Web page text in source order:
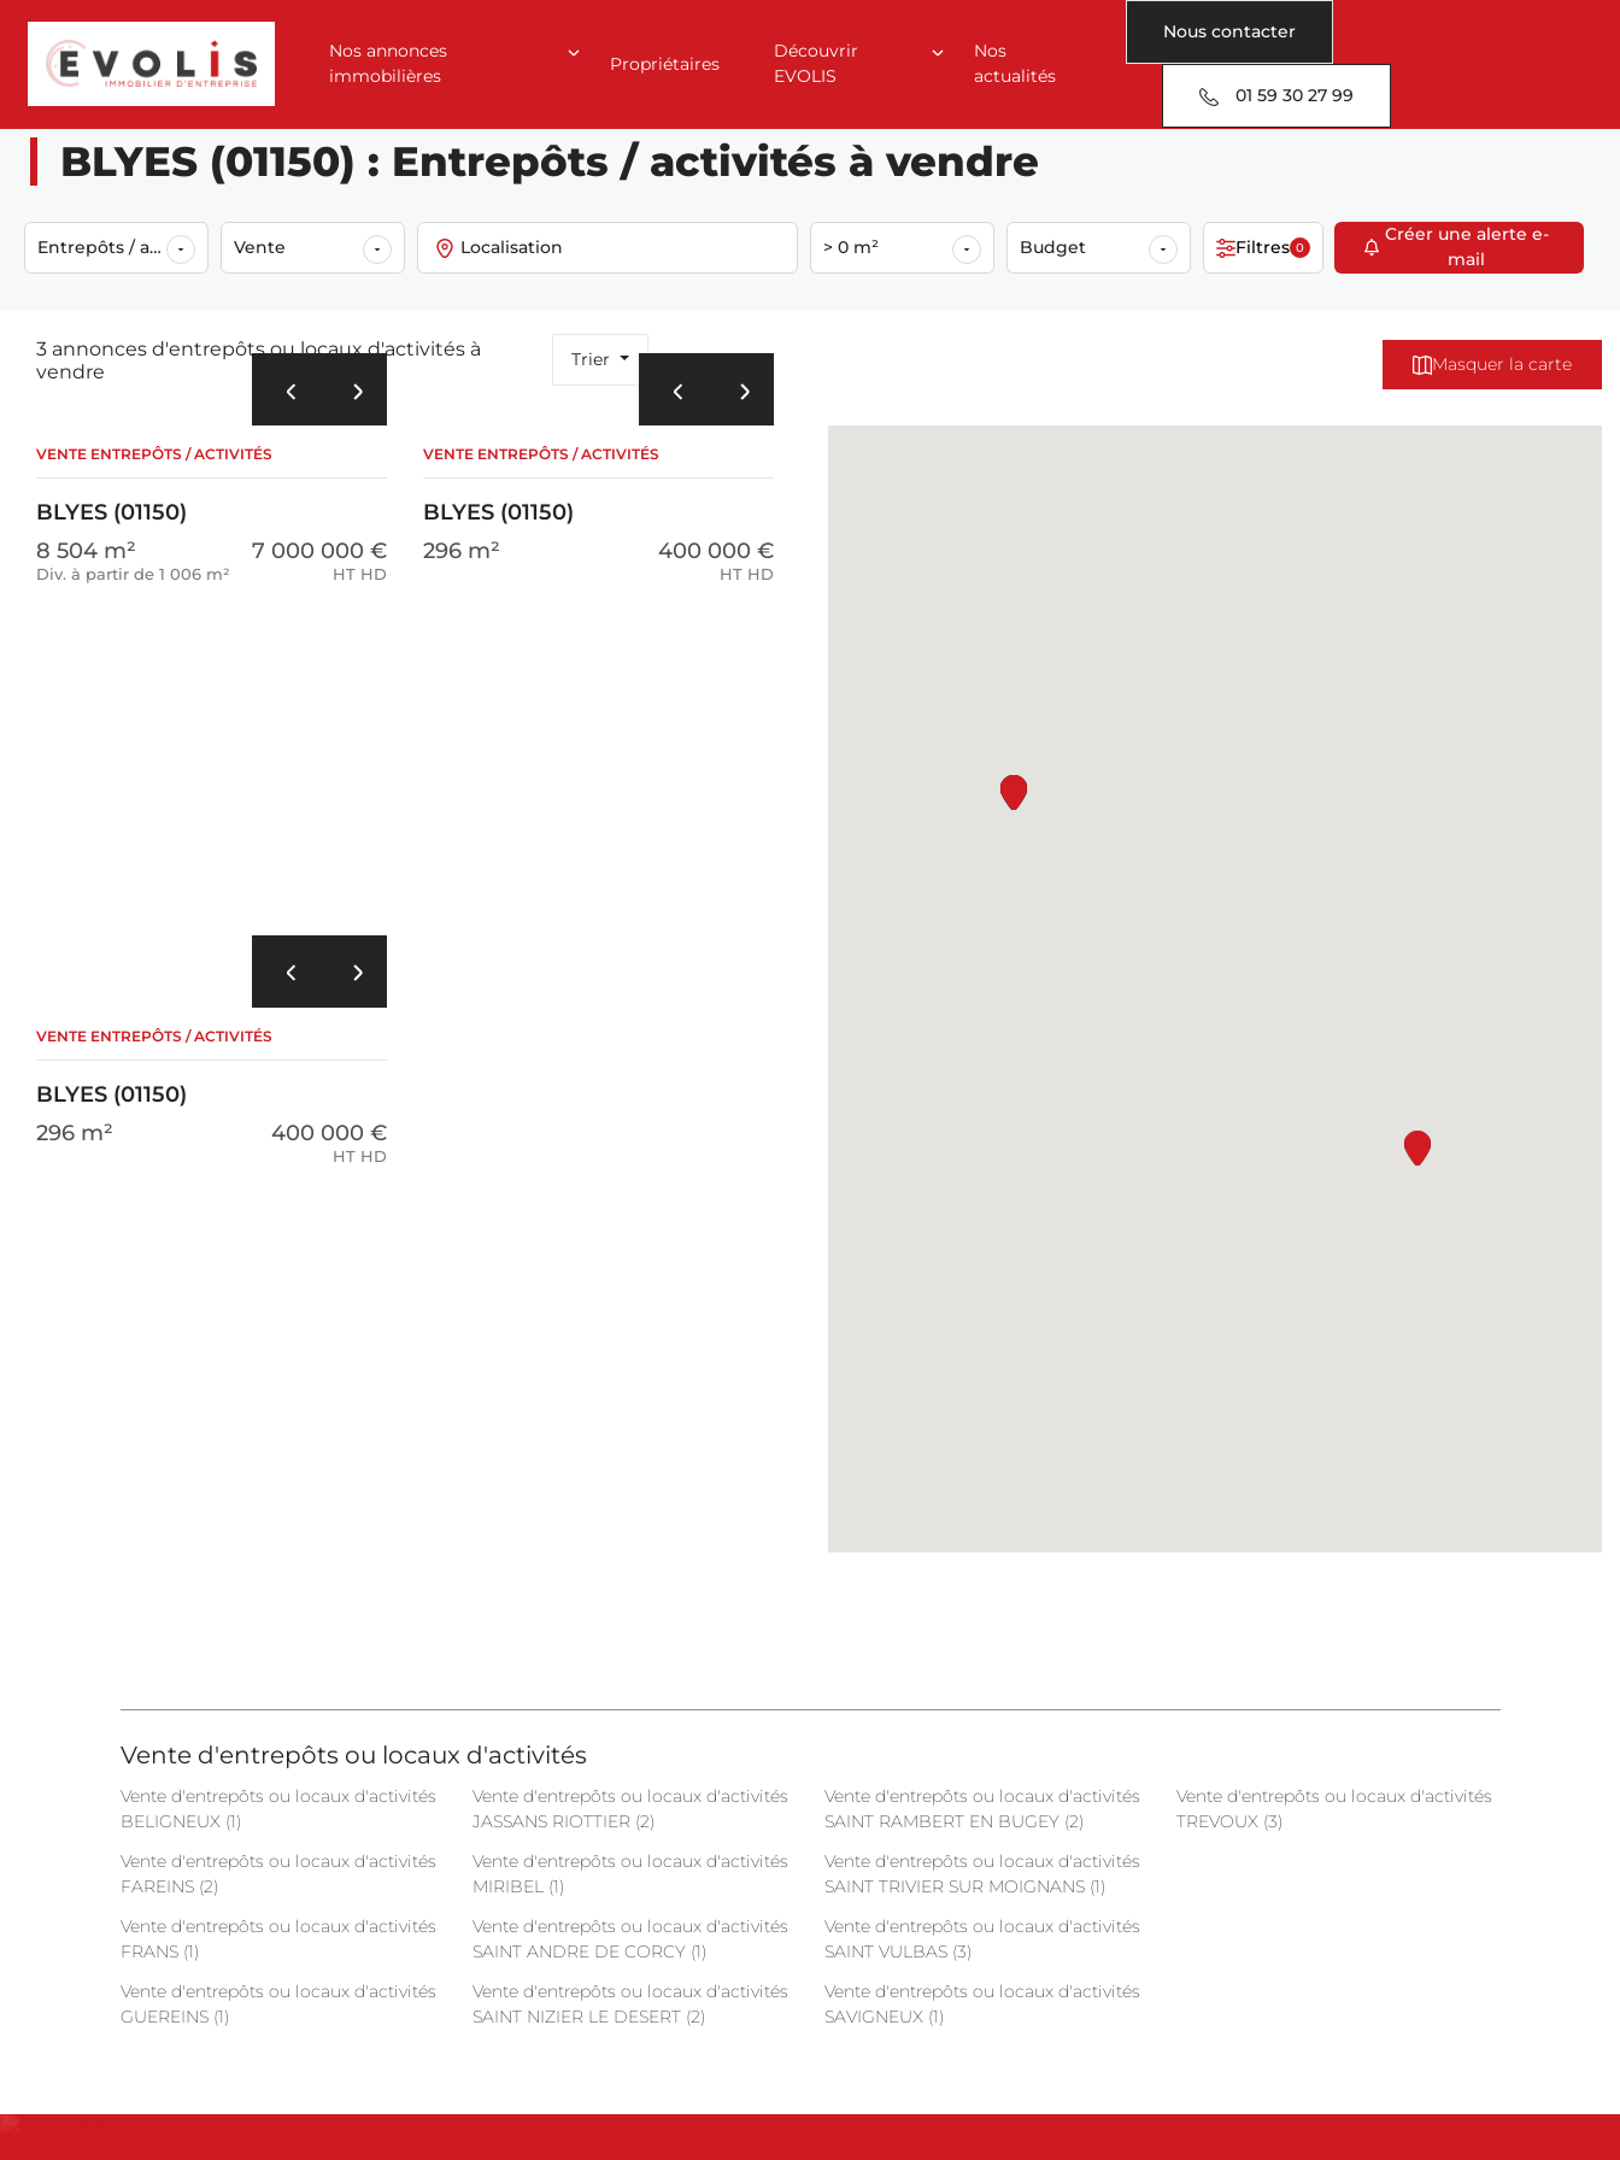
Nos annonces
immobilières
Propriétaires
Découvrir
EVOLIS
Nos
actualités
Nous contacter
01 59 30 27 99
BLYES (01150) : Entrepôts / activités à vendre
Entrepôts / activités Vente Localisation > 0 m² Budget Filtres 0
Créer une alerte e-
mail
3 annonces d'entrepôts ou locaux d'activités à
vendre
Trier Masquer la carte
VENTE ENTREPÔTS / ACTIVITÉS
BLYES (01150)
8 504 m²
Div. à partir de 1 006 m²
7 000 000 €
HT HD
VENTE ENTREPÔTS / ACTIVITÉS
BLYES (01150)
296 m²
400 000 €
HT HD
VENTE ENTREPÔTS / ACTIVITÉS
BLYES (01150)
296 m²
400 000 €
HT HD
Vente d'entrepôts ou locaux d'activités
Vente d'entrepôts ou locaux d'activités
BELIGNEUX (1)
Vente d'entrepôts ou locaux d'activités
FAREINS (2)
Vente d'entrepôts ou locaux d'activités
FRANS (1)
Vente d'entrepôts ou locaux d'activités
GUEREINS (1)
Vente d'entrepôts ou locaux d'activités
JASSANS RIOTTIER (2)
Vente d'entrepôts ou locaux d'activités
MIRIBEL (1)
Vente d'entrepôts ou locaux d'activités
SAINT ANDRE DE CORCY (1)
Vente d'entrepôts ou locaux d'activités
SAINT NIZIER LE DESERT (2)
Vente d'entrepôts ou locaux d'activités
SAINT RAMBERT EN BUGEY (2)
Vente d'entrepôts ou locaux d'activités
SAINT TRIVIER SUR MOIGNANS (1)
Vente d'entrepôts ou locaux d'activités
SAINT VULBAS (3)
Vente d'entrepôts ou locaux d'activités
SAVIGNEUX (1)
Vente d'entrepôts ou locaux d'activités
TREVOUX (3)